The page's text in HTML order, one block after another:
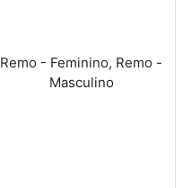
Remo - Feminino, Remo -
Masculino